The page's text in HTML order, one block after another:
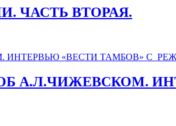
ЧАСТЬ ВТОРАЯ.
А.Л.ЧИЖЕВСКОМ.